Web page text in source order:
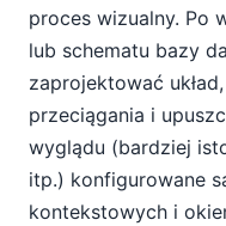
proces wizualny. Po
lub schematu bazy
zaprojektować
przeciągania i
wyglądu (bardziej
itp.) konfigurowane
kontekstowych i